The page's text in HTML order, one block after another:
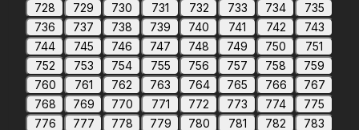
728
729 730 731 732 733 734
735
736
737 738 739 740 741 742
743
744
745 746 747 748 749 750
751
752
753 754 755 756 757 758
759
760
761 762 763 764 765 766
767
768
769 770 771 772 773 774
775
776
777 778 779 780 781 782
783